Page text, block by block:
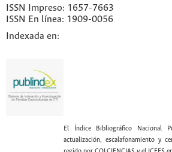
ISSN Impreso: 1657-7663
ISSN En línea: 1909-0056
Indexada en:
El Índice Bibliográfico Nacional
actualización, escalafonamiento y